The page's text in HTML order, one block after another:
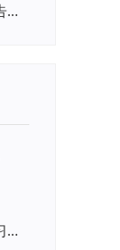
张志勇：深刻理解党的二十大报告关于教育的新思想、新战略、新要求
“预防校园欺凌 共筑安全防线”学习专题